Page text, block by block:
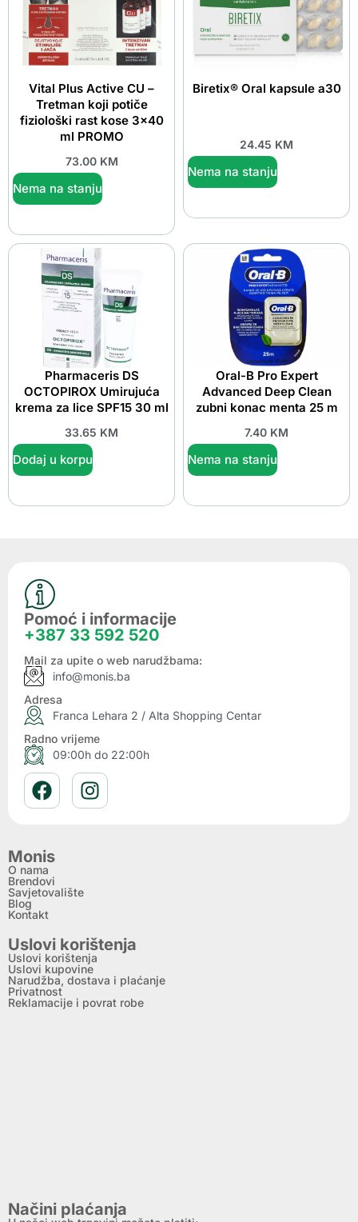
Vital Plus Active CU –
Tretman koji potiče
fiziološki rast kose 3×40
ml PROMO
73.00 KM
Nema na stanju
Biretix® Oral kapsule a30
24.45 KM
Nema na stanju
Pharmaceris DS
OCTOPIROX Umirujuća
krema za lice SPF15 30 ml
33.65 KM
Dodaj u korpu
Oral-B Pro Expert
Advanced Deep Clean
zubni konac menta 25 m
7.40 KM
Nema na stanju
Pomoć i informacije
+387 33 592 520
Mail za upite o web narudžbama:
info@monis.ba
Adresa
Franca Lehara 2 / Alta Shopping Centar
Radno vrijeme
09:00h do 22:00h
Monis
O nama
Brendovi
Savjetovalište
Blog
Kontakt
Uslovi korištenja
Uslovi korištenja
Uslovi kupovine
Narudžba, dostava i plaćanje
Privatnost
Reklamacije i povrat robe
Načini plaćanja